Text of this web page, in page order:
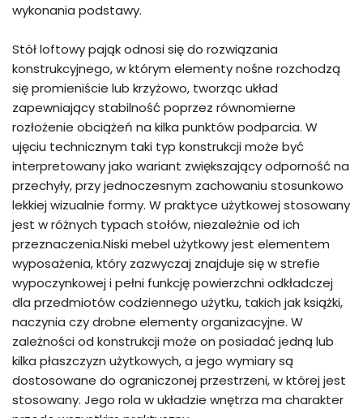
wykonania podstawy.
Stół loftowy pająk odnosi się do rozwiązania
konstrukcyjnego, w którym elementy nośne rozchodzą
się promieniście lub krzyżowo, tworząc układ
zapewniający stabilność poprzez równomierne
rozłożenie obciążeń na kilka punktów podparcia. W
ujęciu technicznym taki typ konstrukcji może być
interpretowany jako wariant zwiększający odporność na
przechyły, przy jednoczesnym zachowaniu stosunkowo
lekkiej wizualnie formy. W praktyce użytkowej stosowany
jest w różnych typach stołów, niezależnie od ich
przeznaczenia.Niski mebel użytkowy jest elementem
wyposażenia, który zazwyczaj znajduje się w strefie
wypoczynkowej i pełni funkcję powierzchni odkładczej
dla przedmiotów codziennego użytku, takich jak książki,
naczynia czy drobne elementy organizacyjne. W
zależności od konstrukcji może on posiadać jedną lub
kilka płaszczyzn użytkowych, a jego wymiary są
dostosowane do ograniczonej przestrzeni, w której jest
stosowany. Jego rola w układzie wnętrza ma charakter